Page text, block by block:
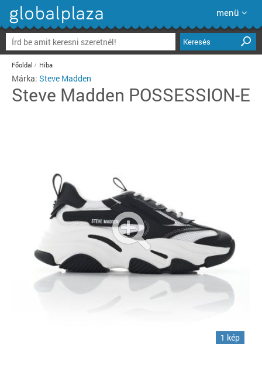
menü
Keresés
Főoldal Hiba
Márka: Steve Madden
Steve Madden POSSESSION-E
1 kép